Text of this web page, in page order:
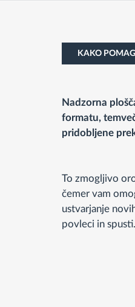
KAKO
Nadzorna
formatu,
pridobljene
To zmogljivo
čemer vam
ustvarjanje
povleci in spusti.